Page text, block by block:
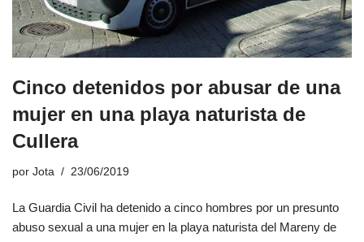
Cinco detenidos por abusar de una
mujer en una playa naturista de
Cullera
por Jota 23/06/2019
La Guardia Civil ha detenido a cinco hombres por un presunto
abuso sexual a una mujer en la playa naturista del Mareny de